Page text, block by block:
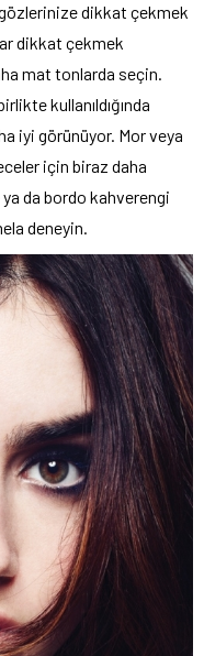
dikkat çekmek
dikkat çekmek
mat tonlarda seçin.
kullanıldığında
iyi görünüyor. Mor veya
için biraz daha
da bordo kahverengi
deneyin.